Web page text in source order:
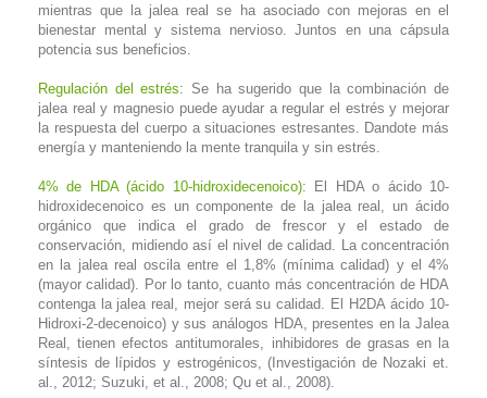
mientras que la jalea real se ha asociado con mejoras en el
bienestar mental y sistema nervioso. Juntos en una cápsula
potencia sus beneficios.
Regulación del estrés: Se ha sugerido que la combinación de
jalea real y magnesio puede ayudar a regular el estrés y mejorar
la respuesta del cuerpo a situaciones estresantes. Dandote más
energía y manteniendo la mente tranquila y sin estrés.
4% de HDA (ácido 10-hidroxidecenoico): El HDA o ácido 10-
hidroxidecenoico es un componente de la jalea real, un ácido
orgánico que indica el grado de frescor y el estado de
conservación, midiendo así el nivel de calidad. La concentración
en la jalea real oscila entre el 1,8% (mínima calidad) y el 4%
(mayor calidad). Por lo tanto, cuanto más concentración de HDA
contenga la jalea real, mejor será su calidad. El H2DA ácido 10-
Hidroxi-2-decenoico) y sus análogos HDA, presentes en la Jalea
Real, tienen efectos antitumorales, inhibidores de grasas en la
síntesis de lípidos y estrogénicos, (Investigación de Nozaki et.
al., 2012; Suzuki, et al., 2008; Qu et al., 2008).